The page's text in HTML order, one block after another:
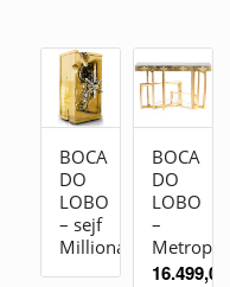
BOCA
DO
LOBO
– sejf
Millionaire
BOCA
DO
LOBO
–
Metropolis
16.499,00